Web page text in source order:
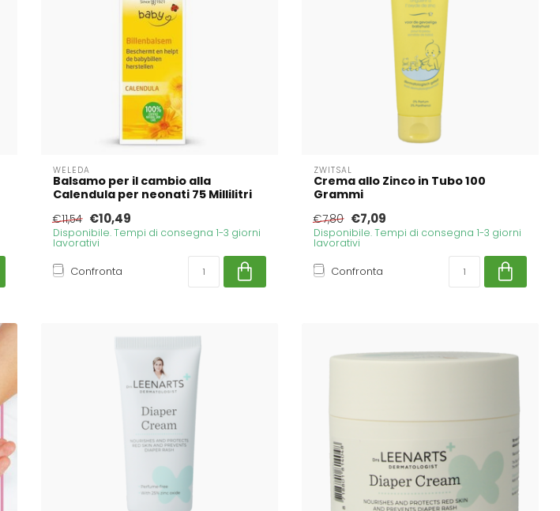
WELEDA
Balsamo per il cambio alla
Calendula per neonati 75 Millilitri
€11,54 €10,49
Disponibile. Tempi di consegna 1-3 giorni
lavorativi
Confronta
ZWITSAL
Crema allo Zinco in Tubo 100
Grammi
€7,80 €7,09
Disponibile. Tempi di consegna 1-3 giorni
lavorativi
Confronta